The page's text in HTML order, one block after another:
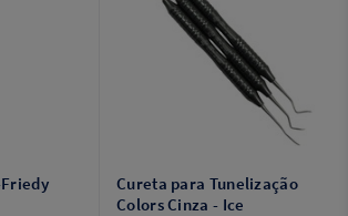
Cureta para Tunelização
Colors Cinza - Ice